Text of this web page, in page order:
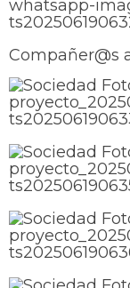
Compañer@s